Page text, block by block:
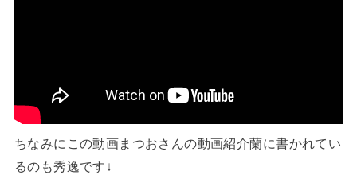
ちなみにこの動画まつおさんの動画紹介蘭に書かれてい
るのも秀逸です↓